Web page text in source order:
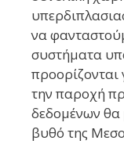
να
συστήματα
προορίζονται
την παροχή
δεδομένων
βυθό της